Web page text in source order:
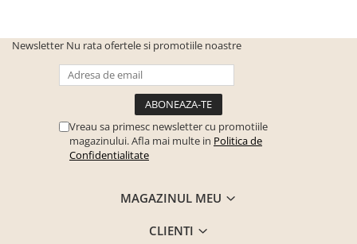
Newsletter Nu rata ofertele si promotiile noastre
Vreau sa primesc newsletter cu promotiile
magazinului. Afla mai multe in Politica de
Confidentialitate
MAGAZINUL MEU
CLIENTI